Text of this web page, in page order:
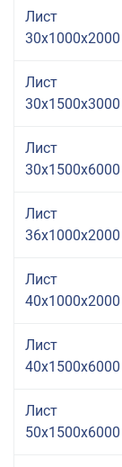
Лист
30x1000x2000
Лист
30x1500x3000
Лист
30x1500x6000
Лист
36x1000x2000
Лист
40x1000x2000
Лист
40x1500x6000
Лист
50x1500x6000